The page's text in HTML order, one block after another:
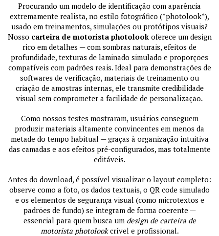
Procurando um modelo de identificação com aparência
extremamente realista, no estilo fotográfico (*photolook*),
usado em treinamentos, simulações ou protótipos visuais?
Nosso carteira de motorista photolookoferece um design
rico em detalhes — com sombras naturais, efeitos de
profundidade, texturas de laminado simulado e proporções
compatíveis com padrões reais. Ideal para demonstrações de
softwares de verificação, materiais de treinamento ou
criação de amostras internas, ele transmite credibilidade
visual sem comprometer a facilidade de personalização.
Como nossos testes mostraram, usuários conseguem
produzir materiais altamente convincentes em menos da
metade do tempo habitual — graças à organização intuitiva
das camadas e aos efeitos pré-configurados, mas totalmente
editáveis.
Antes do download, é possível visualizar o layout completo:
observe como a foto, os dados textuais, o QR code simulado
e os elementos de segurança visual (como microtextos e
padrões de fundo) se integram de forma coerente —
essencial para quem busca um design de carteira de
motorista photolookcrível e profissional.